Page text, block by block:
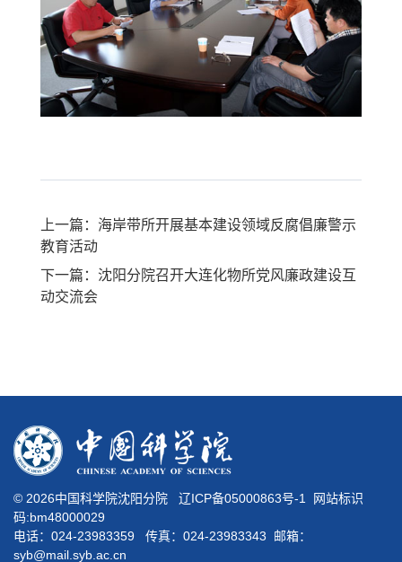
上一篇：海岸带所开展基本建设领域反腐倡廉警示
教育活动
下一篇：沈阳分院召开大连化物所党风廉政建设互
动交流会
© 2026中国科学院沈阳分院 辽ICP备05000863号-1
网站标识
码:bm48000029
电话：024-23983359 传真：024-23983343 邮箱：
syb@mail.syb.ac.cn